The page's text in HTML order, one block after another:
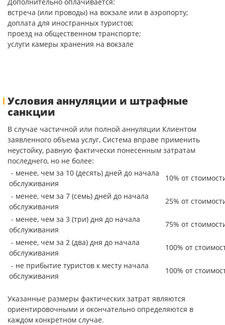
встреча (или проводы) на вокзале или в аэропорту;
доплата для иностранных туристов;
проезд на общественном транспорте;
услуги камеры хранения на вокзале
Условия аннуляции и штрафные
санкции
В случае частичной или полной аннуляции Клиентом
заявленного объема услуг, Система вправе применить
неустойку, равную фактически понесенным затратам
последнего, но не более:
- менее, чем за 10 (десять) дней до начала
обслуживания
10% от
- менее, чем за 7 (семь) дней до начала
обслуживания
25% от
- менее, чем за 3 (три) дня до начала
обслуживания
75% от
- менее, чем за 2 (два) дня до начала
обслуживания
100% от
- не прибытие туристов к месту начала
обслуживания
100% от
Указанные размеры фактических затрат являются
ориентировочными и окончательно определяются в
каждом конкретном случае.